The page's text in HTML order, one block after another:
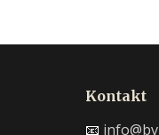
Kontakt
📧